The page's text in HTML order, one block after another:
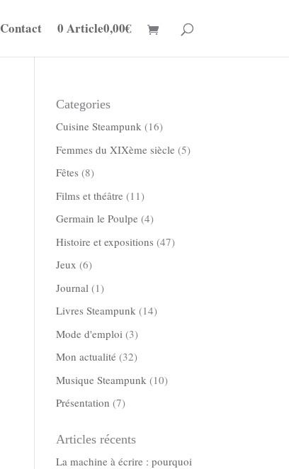
Contact 0 Article0,00€
Categories
Cuisine Steampunk (16)
Femmes du XIXème siècle (5)
Fêtes (8)
Films et théâtre (11)
Germain le Poulpe (4)
Histoire et expositions (47)
Jeux (6)
Journal (1)
Livres Steampunk (14)
Mode d'emploi (3)
Mon actualité (32)
Musique Steampunk (10)
Présentation (7)
Articles récents
La machine à écrire : pourquoi